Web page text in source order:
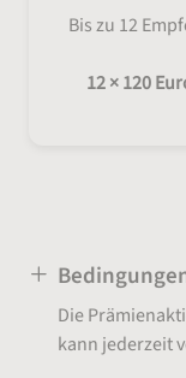
Bis zu 12
12 × 120
Die
kann jederzeit